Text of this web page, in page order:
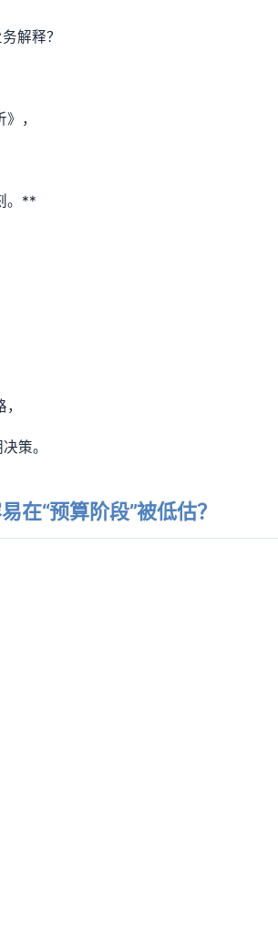
解释？
，
。**
策。
在“预算阶段”被低估？